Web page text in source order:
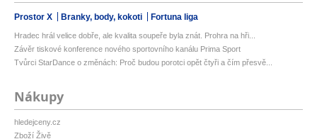
Prostor X Branky, body, kokoti Fortuna liga
Hradec hrál velice dobře, ale kvalita soupeře byla znát. Prohra na hři...
Závěr tiskové konference nového sportovního kanálu Prima Sport
Tvůrci StarDance o změnách: Proč budou porotci opět čtyři a čím přesvě...
Nákupy
hledejceny.cz
Zboží Živě